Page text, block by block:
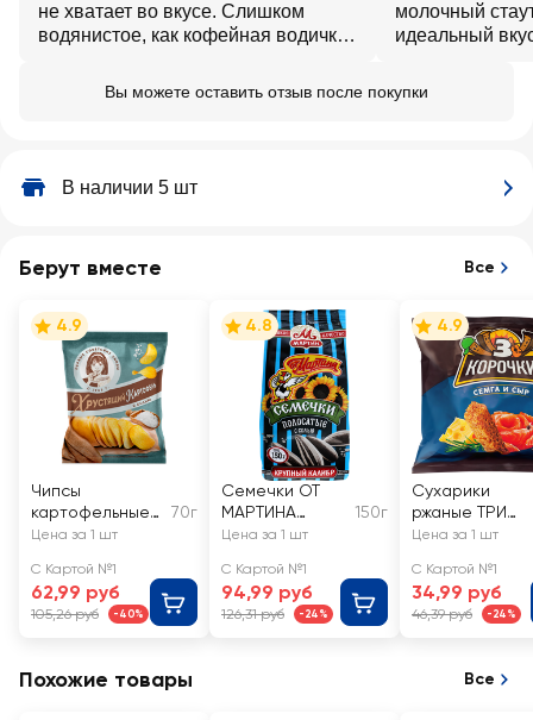
не хватает во вкусе. Слишком
водянистое, как кофейная водичка
Афанасий стаут в разы лучше по
молочный
идеальный
Вы можете оставить отзыв после покупки
В наличии 5 шт
Берут вместе Все
4.9
Чипсы
картофельные
ХРУСТЯЩИЙ
солью, в
ломтиках
70г
Цена за 1 шт
С Картой №1
62,99 руб
105,26 руб -40%
4.8
Семечки ОТ
МАРТИНА
полосатые
отборные
соленые
150г
Цена за 1 шт
С Картой №1
94,99 руб
126,31 руб -24%
4.9
Сухарики
ржаные ТРИ
КОРОЧКИ Сыр
Цена за 1 шт
С Картой №1
34,99 руб
46,39 руб -24%
Похожие товары Все